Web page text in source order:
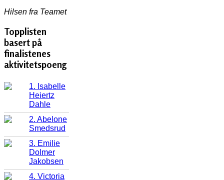
Hilsen fra Teamet
Topplisten
basert på
finalistenes
aktivitetspoeng
1. Isabelle
Heiertz
Dahle
2. Abelone
Smedsrud
3. Emilie
Dolmer
Jakobsen
4. Victoria